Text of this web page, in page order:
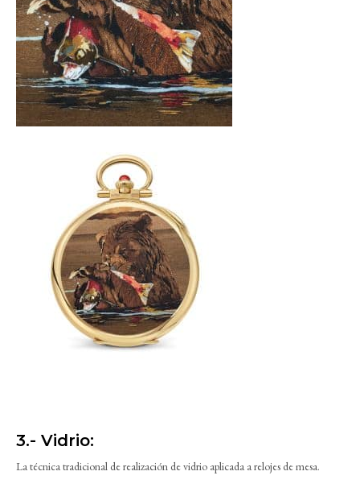
3.- Vidrio:
La técnica tradicional de realización de vidrio aplicada a relojes de mesa.